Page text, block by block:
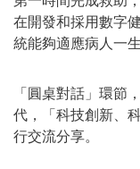
在開發和採用數字
統能夠適應病人一
「圓桌對話」環節
代，「科技創新、
行交流分享。